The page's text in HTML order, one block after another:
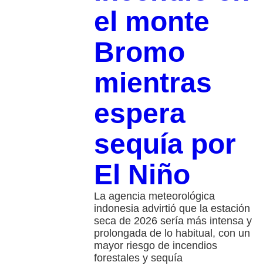
el monte
Bromo
mientras
espera
sequía por
El Niño
La agencia meteorológica
indonesia advirtió que la estación
seca de 2026 sería más intensa y
prolongada de lo habitual, con un
mayor riesgo de incendios
forestales y sequía